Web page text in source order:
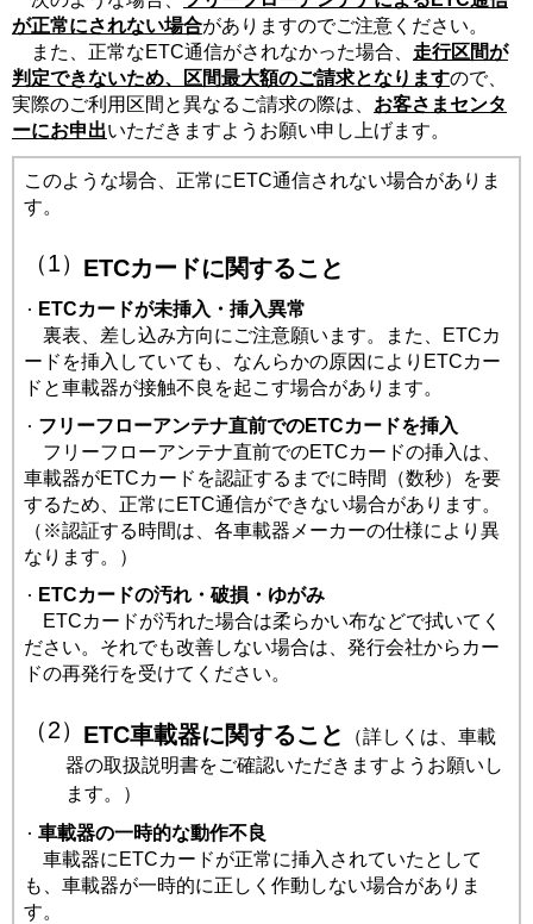
が正常にされない場合がありますのでご注意ください。
また、正常なETC通信がされなかった場合、 走行区間が
判定できないため、区間最大額のご請求となりますので、
実際のご利用区間と異なるご請求の際は、 お客さまセンタ
ーにお申出いただきますようお願い申し上げます。
このような場合、正常にETC通信されない場合がありま
す。
（1） ETCカードに関すること
ETCカードが未挿入・挿入異常
裏表、差し込み方向にご注意願います。また、ETCカ
ードを挿入していても、なんらかの原因によりETCカー
ドと車載器が接触不良を起こす場合があります。
フリーフローアンテナ直前でのETCカードを挿入
フリーフローアンテナ直前でのETCカードの挿入は、
車載器がETCカードを認証するまでに時間（数秒）を要
するため、正常にETC通信ができない場合があります。
（※認証する時間は、各車載器メーカーの仕様により異
なります。）
ETCカードの汚れ・破損・ゆがみ
ETCカードが汚れた場合は柔らかい布などで拭いてく
ださい。それでも改善しない場合は、発行会社からカー
ドの再発行を受けてください。
（2） ETC車載器に関すること
（詳しくは、車載
器の取扱説明書をご確認いただきますようお願いし
ます。）
車載器の一時的な動作不良
車載器にETCカードが正常に挿入されていたとして
も、車載器が一時的に正しく作動しない場合がありま
す。